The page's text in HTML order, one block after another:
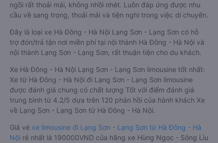
ngồi rất thoải mái, không nhồi nhét. Luôn đáp ứng được nhu
cầu về sang trọng, thoải mái và tiện nghi trong việc di chuyển.
Đây là loại xe Hà Đông - Hà Nội Lạng Sơn - Lạng Sơn có hỗ
trợ đón/trả tận nơi miễn phí tại nội thành Hà Đông - Hà Nội và
nội thành Lạng Sơn - Lạng Sơn, rất thuận tiện cho du khách.
Xe Hà Đông - Hà Nội Lạng Sơn - Lạng Sơn limousine tốt nhất:
Xe từ Hà Đông - Hà Nội đi Lạng Sơn - Lạng Sơn limousine
được đánh giá chung có chất lượng Tốt với điểm đánh giá
trung bình từ 4.2/5 dựa trên 120 phản hồi của hành khách Xe
về Lạng Sơn - Lạng Sơn từ Hà Đông - Hà Nội.
Giá vé xe limousine đi Lạng Sơn - Lạng Sơn từ Hà Đông - Hà
Nội rẻ nhất là 190000VND của hãng xe Hùng Ngọc - Sông Lìu